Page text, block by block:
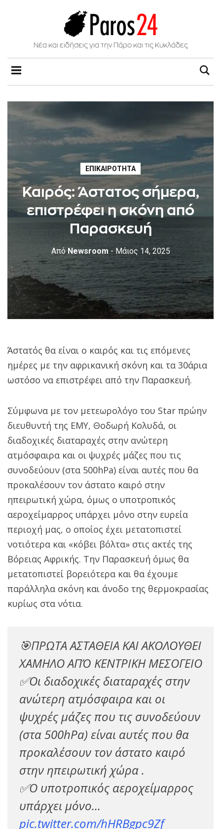
Νέα και ειδήσεις για την Πάρο και τις Κυκλάδες
ΕΠΙΚΑΙΡΌΤΗΤΑ
Καιρός: Άστατος σήμερα,
επιστρέφει η σκόνη από
Παρασκευή
ΑπόNewsroom - Μάιος 14, 2025
Άστατός θα είναι ο καιρός και τις επόμενες
ημέρες με την αφρικανική σκόνη και τα 30άρια
ωστόσο να επιστρέφει από την Παρασκευή.
Σύμφωνα με τον μετεωρολόγο του Star πρώην
διευθυντή της ΕΜΥ, Θοδωρή Κολυδά, οι
διαδοχικές διαταραχές στην ανώτερη
ατμόσφαιρα και οι ψυχρές μάζες που τις
συνοδεύουν (στα 500hPa) είναι αυτές που θα
προκαλέσουν τον άστατο καιρό στην
ηπειρωτική χώρα, όμως ο υποτροπικός
αεροχείμαρρος υπάρχει μόνο στην ευρεία
περιοχή μας, ο οποίος έχει μετατοπιστεί
νοτιότερα και «κόβει βόλτα» στις ακτές της
Βόρειας Αφρικής. Την Παρασκευή όμως θα
μετατοπιστεί βορειότερα και θα έχουμε
παράλληλα σκόνη και άνοδο της θερμοκρασίας
κυρίως στα νότια.
🎯ΠΡΩΤΑ ΑΣΤΑΘΕΙΑ ΚΑΙ ΑΚΟΛΟΥΘΕΙ
ΧΑΜΗΛΟ ΑΠΌ ΚΕΝΤΡΙΚΗ ΜΕΣΟΓΕΙΟ
✅Οι διαδοχικές διαταραχές στην
ανώτερη ατμόσφαιρα και οι
ψυχρές μάζες που τις συνοδεύουν
(στα 500hPa) είναι αυτές που θα
προκαλέσουν τον άστατο καιρό
στην ηπειρωτική χώρα .
✅Ο υποτροπικός αεροχείμαρρος
υπάρχει μόνο…
pic.twitter.com/hHRBgpc9Zf